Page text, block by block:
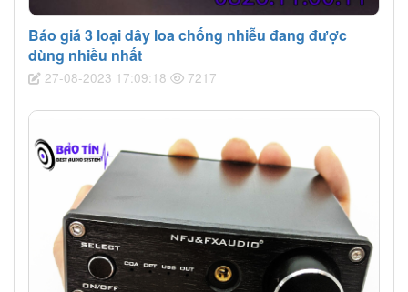
Báo giá 3 loại dây loa chống nhiễu đang được
dùng nhiều nhất
27-08-2023 17:09:18 7217